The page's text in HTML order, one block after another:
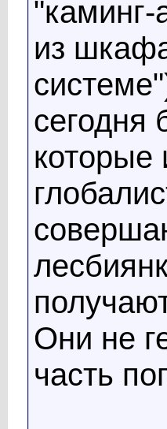
"каминг-
из
сегодня
которые
Они не
часть